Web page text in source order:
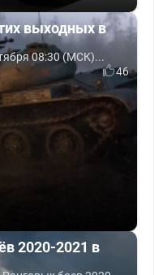
выходных в
08:30 (МСК)...
46
2020-2021 в